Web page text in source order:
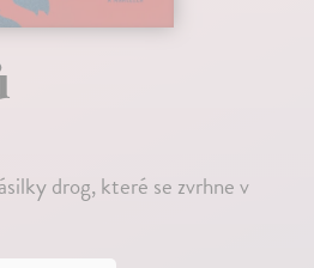
drog, které se zvrhne v